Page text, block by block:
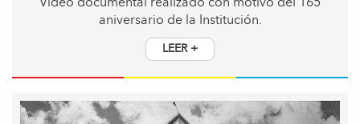
Video documental realizado con motivo del 165
aniversario de la Institución.
LEER +